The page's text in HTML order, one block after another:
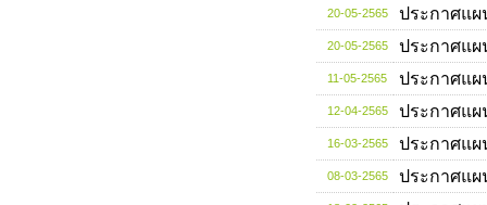
20-05-2565 ประกาศแผ
20-05-2565 ประกาศแผ
11-05-2565 ประกาศแผ
12-04-2565 ประกาศแผ
16-03-2565 ประกาศแผ
08-03-2565 ประกาศแผ